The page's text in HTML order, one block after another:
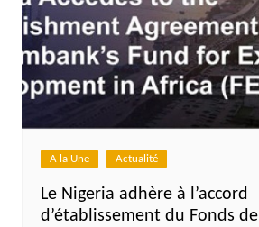
A la Une Actualité
Le Nigeria adhère à l’accord
d’établissement du Fonds de